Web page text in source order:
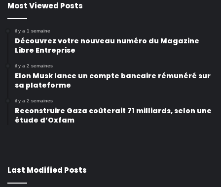
Most Viewed Posts
il y a 1 semaine
Découvrez votre nouveau numéro du Magazine
Libre Entreprise
il y a 2 semaines
Elon Musk lance un compte bancaire rémunéré sur
sa plateforme
il y a 2 semaines
Reconstruire Gaza coûterait 71 milliards, selon une
étude d’Oxfam
Last Modified Posts